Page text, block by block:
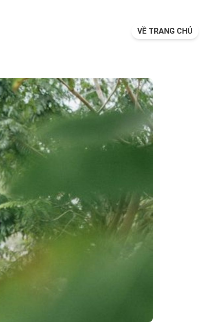
VỀ TRANG CHỦ